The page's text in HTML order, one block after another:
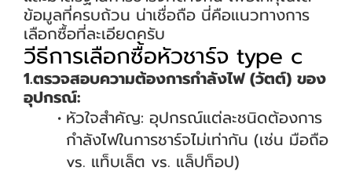
ข้อมูลที่ครบถ้วน น่าเชื่อถือ นี่คือแนวทางการ
เลือกซื้อที่ละเอียดครับ
วีธีการเลือกซื้อหัวชาร์จ type c
1.ตรวจสอบความต้องการกำลังไฟ (วัตต์) ของ
อุปกรณ์:
หัวใจสำคัญ: อุปกรณ์แต่ละชนิดต้องการ
กำลังไฟในการชาร์จไม่เท่ากัน (เช่น มือถือ
vs. แท็บเล็ต vs. แล็ปท็อป)